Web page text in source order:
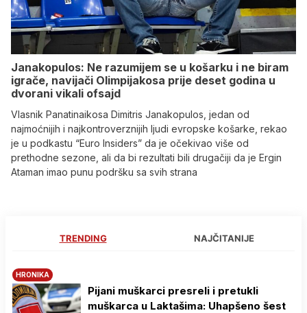
Janakopulos: Ne razumijem se u košarku i ne biram
igrače, navijači Olimpijakosa prije deset godina u
dvorani vikali ofsajd
Vlasnik Panatinaikosa Dimitris Janakopulos, jedan od
najmoćnijih i najkontroverznijih ljudi evropske košarke, rekao
je u podkastu “Euro Insiders” da je očekivao više od
prethodne sezone, ali da bi rezultati bili drugačiji da je Ergin
Ataman imao punu podršku sa svih strana
TRENDING NAJČITANIJE
HRONIKA
Pijani muškarci presreli i pretukli
muškarca u Laktašima: Uhapšeno šest